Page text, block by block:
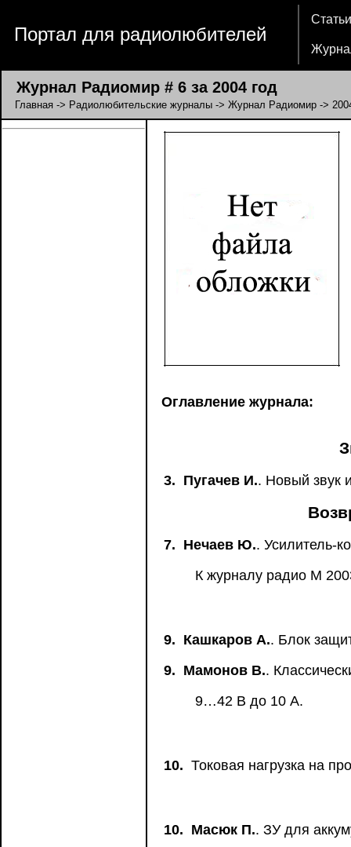
Портал для радиолюбителей
Статьи
Журнал Радиомир # 6 за 2004 год
Главная -> Радиолюбительские журналы -> Журнал Радиомир ->
Оглавление журнала:
3. Пугачев И.. Новый звук
7. Нечаев Ю.. Усилитель-
К журналу радио М
9. Кашкаров А.. Блок
9. Мамонов В..
9…42 В до 10 А.
10. Токовая нагрузка на
10. Масюк П.. ЗУ для